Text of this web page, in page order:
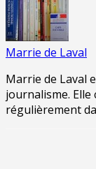
Marrie de Laval
Marrie de Laval
journalisme.
régulièrement